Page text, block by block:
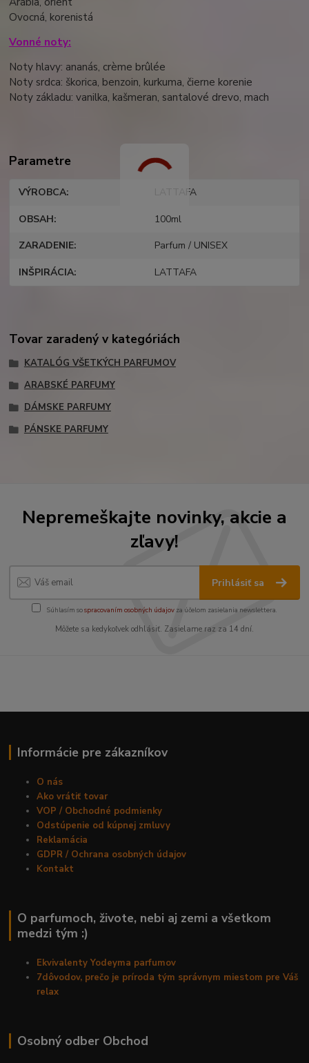
Ovocná, korenistá
Vonné noty:
Noty hlavy: ananás, crème brûlée
Noty srdca: škorica, benzoin, kurkuma, čierne korenie
Noty základu: vanilka, kašmeran, santalové drevo, mach
Parametre
VÝROBCA LATTAFA
OBSAH 100ml
ZARADENIE Parfum / UNISEX
INŠPIRÁCIA LATTAFA
Tovar zaradený v kategóriách
KATALÓG VŠETKÝCH PARFUMOV
ARABSKÉ PARFUMY
DÁMSKE PARFUMY
PÁNSKE PARFUMY
Nepremeškajte novinky, akcie a
zľavy!
Prihlásiť sa
Súhlasím sospracovaním osobných údajov za účelom zasielania newslettera.
Môžete sa kedykoľvek odhlásiť. Zasielame raz za 14 dní.
Informácie pre zákazníkov
O nás
Ako vrátiť tovar
VOP / Obchodné podmienky
Odstúpenie od kúpnej zmluvy
Reklamácia
GDPR / Ochrana osobných údajov
Kontakt
O parfumoch, živote, nebi aj zemi a všetkom
medzi tým :)
Ekvivalenty Yodeyma parfumov
7dôvodov, prečo je príroda tým správnym miestom pre Váš
relax
Osobný odber Obchod